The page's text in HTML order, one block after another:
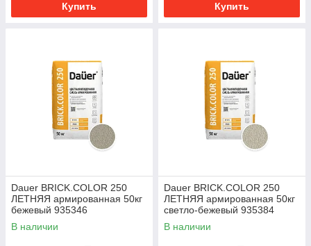
Купить Купить
Dauer BRICK.COLOR 250
ЛЕТНЯЯ армированная 50кг
бежевый 935346
В наличии
Dauer BRICK.COLOR 250
ЛЕТНЯЯ армированная 50кг
светло-бежевый 935384
В наличии